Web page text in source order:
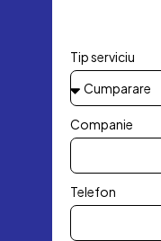
Tip serviciu
Companie
Telefon